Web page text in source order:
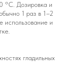
°C. Дозировка и
1 раз в 1–2
использование и
гладильных